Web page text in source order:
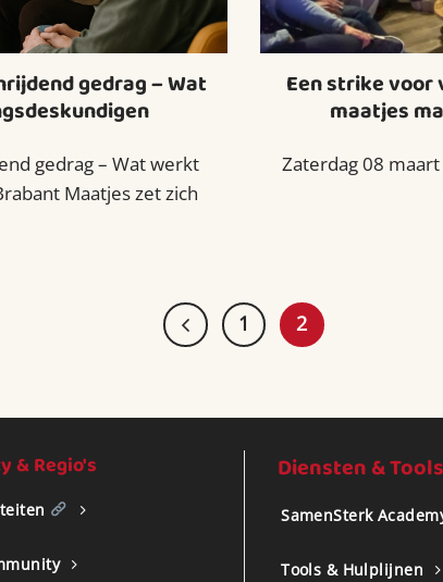
gedrag – Wat
gedrag – Wat werkt
Maatjes zet zich
Een strike voor
maatjes
Zaterdag 08
1 2
& Regio's Diensten & Tools
SamenSterk
Tools & Hulplijnen